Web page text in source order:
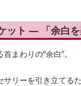
ット — 「余白を
まわりの“余白”。
リーを引き立てる